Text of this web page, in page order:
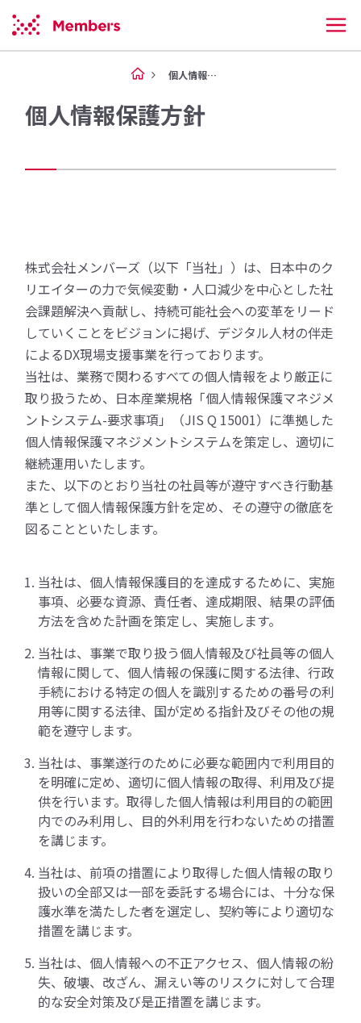
個人情報保護方針
個人情報保護方針
株式会社メンバーズ（以下「当社」）は、日本中のク
リエイターの力で気候変動・人口減少を中心とした社
会課題解決へ貢献し、持続可能社会への変革をリード
していくことをビジョンに掲げ、デジタル人材の伴走
によるDX現場支援事業を行っております。
当社は、業務で関わるすべての個人情報をより厳正に
取り扱うため、日本産業規格「個人情報保護マネジメ
ントシステム-要求事項」（JIS Q 15001）に準拠した
個人情報保護マネジメントシステムを策定し、適切に
継続運用いたします。
また、以下のとおり当社の社員等が遵守すべき行動基
準として個人情報保護方針を定め、その遵守の徹底を
図ることといたします。
当社は、個人情報保護目的を達成するために、実施
事項、必要な資源、責任者、達成期限、結果の評価
方法を含めた計画を策定し、実施します。
当社は、事業で取り扱う個人情報及び社員等の個人
情報に関して、個人情報の保護に関する法律、行政
手続における特定の個人を識別するための番号の利
用等に関する法律、国が定める指針及びその他の規
範を遵守します。
当社は、事業遂行のために必要な範囲内で利用目的
を明確に定め、適切に個人情報の取得、利用及び提
供を行います。取得した個人情報は利用目的の範囲
内でのみ利用し、目的外利用を行わないための措置
を講じます。
当社は、前項の措置により取得した個人情報の取り
扱いの全部又は一部を委託する場合には、十分な保
護水準を満たした者を選定し、契約等により適切な
措置を講じます。
当社は、個人情報への不正アクセス、個人情報の紛
失、破壊、改ざん、漏えい等のリスクに対して合理
的な安全対策及び是正措置を講じます。